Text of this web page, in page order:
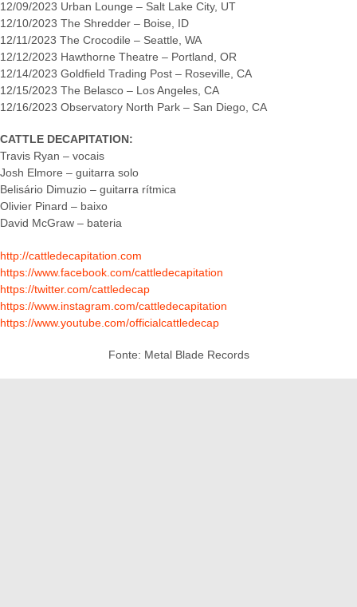
12/09/2023 Urban Lounge – Salt Lake City, UT
12/10/2023 The Shredder – Boise, ID
12/11/2023 The Crocodile – Seattle, WA
12/12/2023 Hawthorne Theatre – Portland, OR
12/14/2023 Goldfield Trading Post – Roseville, CA
12/15/2023 The Belasco – Los Angeles, CA
12/16/2023 Observatory North Park – San Diego, CA
CATTLE DECAPITATION:
Travis Ryan – vocais
Josh Elmore – guitarra solo
Belisário Dimuzio – guitarra rítmica
Olivier Pinard – baixo
David McGraw – bateria
http://cattledecapitation.com
https://www.facebook.com/cattledecapitation
https://twitter.com/cattledecap
https://www.instagram.com/cattledecapitation
https://www.youtube.com/officialcattledecap
Fonte: Metal Blade Records